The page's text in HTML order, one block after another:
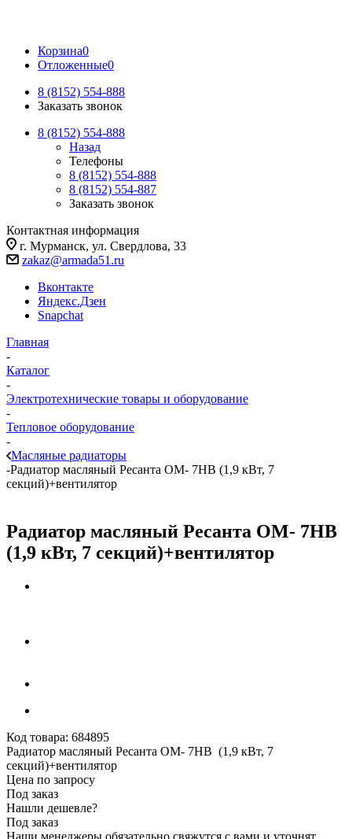
Корзина0
Отложенные0
8 (8152) 554-888
Заказать звонок
8 (8152) 554-888
Назад
Телефоны
8 (8152) 554-888
8 (8152) 554-887
Заказать звонок
Контактная информация
г. Мурманск, ул. Свердлова, 33
zakaz@armada51.ru
Вконтакте
Яндекс.Дзен
Snapchat
Главная
-
Каталог
-
Электротехнические товары и оборудование
-
Тепловое оборудование
-
Масляные радиаторы
-Радиатор масляный Ресанта ОМ- 7НВ (1,9 кВт, 7
секций)+вентилятор
Радиатор масляный Ресанта ОМ- 7НВ
(1,9 кВт, 7 секций)+вентилятор
Код товара: 684895
Радиатор масляный Ресанта ОМ- 7НВ (1,9 кВт, 7
секций)+вентилятор
Цена по запросу
Под заказ
Нашли дешевле?
Под заказ
Наши менеджеры обязательно свяжутся с вами и уточнят